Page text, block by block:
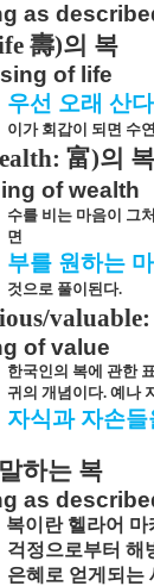
as
壽)의 복
of life
우선 오래 산
이가 회갑이 되면 수연
富)의 복
of wealth
수를 비는 마음이 그
면
부를 원하는
것으로 풀이된다.
valuable:
of value
한국인의 복에 관한
귀의 개념이다. 예나
자식과 자손
하는 복
as
복이란 헬라어 마
걱정으로부터 해
은혜로 얻게되는